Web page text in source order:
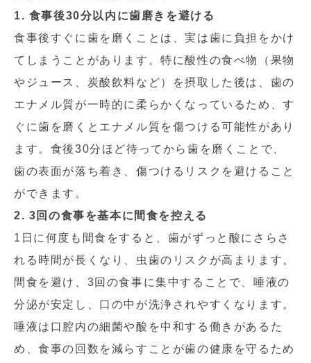
1. 食事後30分以内に歯磨きを避ける
食事後すぐに歯を磨くことは、実は歯に負担をかけ
てしまうことがあります。特に酸性の食べ物（果物
やジュース、炭酸飲料など）を摂取した後は、歯の
エナメル質が一時的に柔らかくなっているため、す
ぐに歯を磨くとエナメル質を傷つける可能性があり
ます。食後30分ほど待ってから歯を磨くことで、
歯の表面が落ち着き、傷つけるリスクを避けること
ができます。
2. 3回の食事を基本に間食を控える
1日に何度も間食をすると、歯がずっと酸にさらさ
れる時間が長くなり、虫歯のリスクが高まります。
間食を避け、3回の食事に集中することで、唾液の
分泌が安定し、口の中が洗浄されやすくなります。
唾液は口腔内の細菌や酸を中和する働きがあるた
め、食事の回数を減らすことが歯の健康を守るため